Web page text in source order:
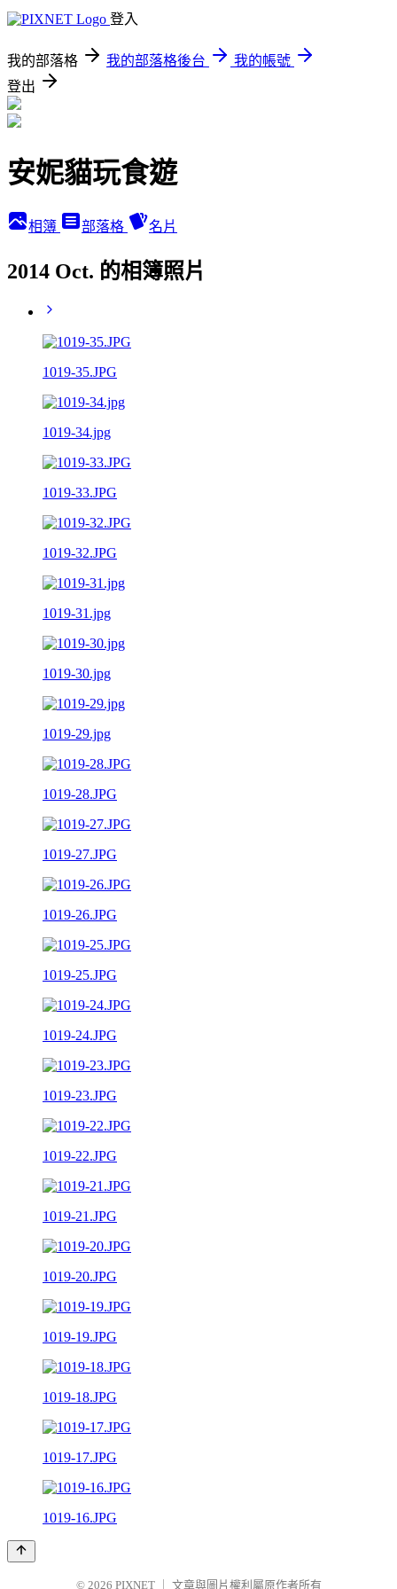
登入
我的部落格 我的部落格後台
我的帳號
登出
安妮貓玩食遊
相簿 部落格 名片
2014 Oct. 的相簿照片
1019-35.JPG
1019-34.jpg
1019-33.JPG
1019-32.JPG
1019-31.jpg
1019-30.jpg
1019-29.jpg
1019-28.JPG
1019-27.JPG
1019-26.JPG
1019-25.JPG
1019-24.JPG
1019-23.JPG
1019-22.JPG
1019-21.JPG
1019-20.JPG
1019-19.JPG
1019-18.JPG
1019-17.JPG
1019-16.JPG
© 2026 PIXNET 文章與圖片權利屬原作者所有